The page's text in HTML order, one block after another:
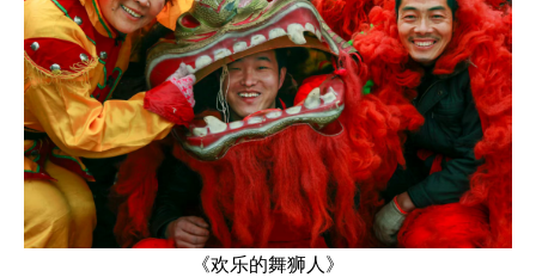
《欢乐的舞狮人》